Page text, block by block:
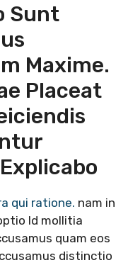
Sunt
Maxime.
Placeat
qui ratione. nam in
Id mollitia
quam eos
distinctio